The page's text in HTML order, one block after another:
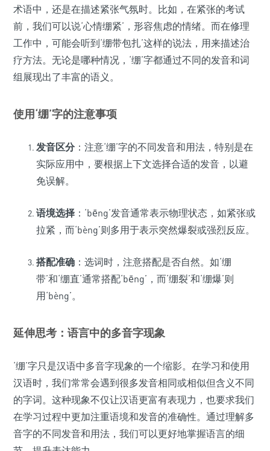
术语中，还是在描述紧张气氛时。比如，在紧张的考试
前，我们可以说‘心情绷紧’，形容焦虑的情绪。而在修理
工作中，可能会听到‘绷带包扎’这样的说法，用来描述治
疗方法。无论是哪种情况，‘绷’字都通过不同的发音和词
组展现出了丰富的语义。
使用‘绷’字的注意事项
发音区分：注意‘绷’字的不同发音和用法，特别是在
实际应用中，要根据上下文选择合适的发音，以避
免误解。
语境选择 ：‘bēng’发音通常表示物理状态，如紧张或
拉紧，而‘bèng’则多用于表示突然爆裂或强烈反应。
搭配准确 ：选词时，注意搭配是否自然。如‘绷
带’和‘绷直’通常搭配‘bēng’，而‘绷裂’和‘绷爆’则
用‘bèng’。
延伸思考：语言中的多音字现象
‘绷’字只是汉语中多音字现象的一个缩影。在学习和使用
汉语时，我们常常会遇到很多发音相同或相似但含义不同
的字词。这种现象不仅让汉语更富有表现力，也要求我们
在学习过程中更加注重语境和发音的准确性。通过理解多
音字的不同发音和用法，我们可以更好地掌握语言的细